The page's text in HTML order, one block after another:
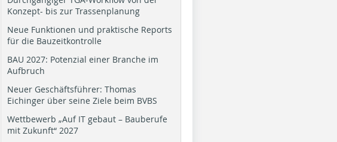
Konzept- bis zur Trassenplanung
Neue Funktionen und praktische Reports
für die Bauzeitkontrolle
BAU 2027: Potenzial einer Branche im
Aufbruch
Neuer Geschäftsführer: Thomas
Eichinger über seine Ziele beim BVBS
Wettbewerb „Auf IT gebaut – Bauberufe
mit Zukunft“ 2027